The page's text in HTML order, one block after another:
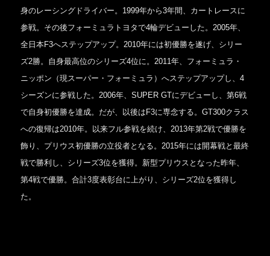
身のレーシングドライバー。1999年から3年間、カートレースに
参戦。その後フォーミュラトヨタで4輪デビューした。2005年、
全日本F3へステップアップ。2010年には初優勝を遂げ、シリー
ズ2勝。自身最高位のシリーズ4位に。2011年、フォーミュラ・
ニッポン（現スーパー・フォーミュラ）へステップアップし、4
シーズンに参戦した。2006年、SUPER GTにデビューし、第6戦
で自身初優勝を達成。だが、以後はF3に専念する。GT300クラス
への復帰は2010年。以来フル参戦を続け、2013年第2戦で優勝を
飾り、プリウス初優勝の立役者となる。2015年には開幕戦と最終
戦で勝利し、シリーズ3位を獲得。新型プリウスとなった昨年、
第4戦で優勝。合計3度表彰台に上がり、シリーズ2位を獲得し
た。